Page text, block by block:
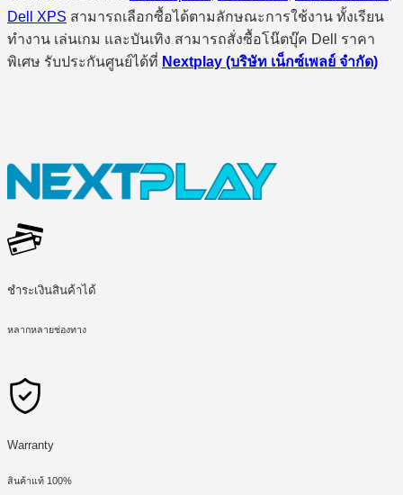
Dell XPS สามารถเลือกซื้อได้ตามลักษณะการใช้งาน ทั้งเรียน
ทำงาน เล่นเกม และบันเทิง สามารถสั่งซื้อโน๊ตบุ๊ค Dell ราคา
พิเศษ รับประกันศูนย์ได้ที่ Nextplay (บริษัท เน็กซ์เพลย์ จำกัด)
ชำระเงินสินค้าได้
หลากหลายช่องทาง
Warranty
สินค้าแท้ 100%